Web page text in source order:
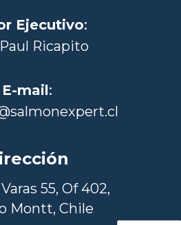
Ejecutivo:
Ricapito
E-mail:
55, Of 402,
Montt, Chile